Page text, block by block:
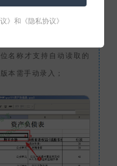
名称才支持自动读取的
本需手动录入；
》 和 《隐私协议》